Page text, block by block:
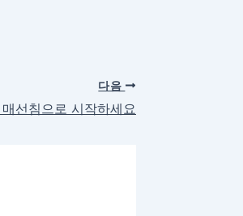
다음
선침으로 시작하세요